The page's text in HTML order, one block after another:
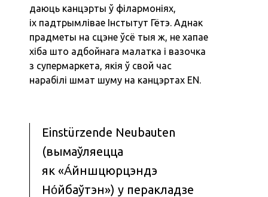
даюць канцэрты ў філармоніях,
іх падтрымлівае Інстытут Гётэ. Аднак
прадметы на сцэне ўсё тыя ж, не хапае
хіба што адбойнага малатка і вазочка
з супермаркета, якія ў свой час
нарабілі шмат шуму на канцэртах EN.
Einstürzende Neubauten
(вымаўляецца
як «А́йншцюрцэндэ
Но́йбаўтэн») у перакладзе